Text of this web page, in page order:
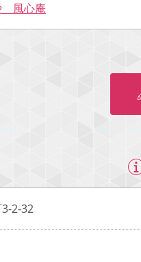
風心庵
2-32